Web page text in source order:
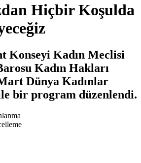
Hiçbir Koşulda
Konseyi Kadın Meclisi
Kadın Hakları
Dünya Kadınlar
bir program düzenlendi.